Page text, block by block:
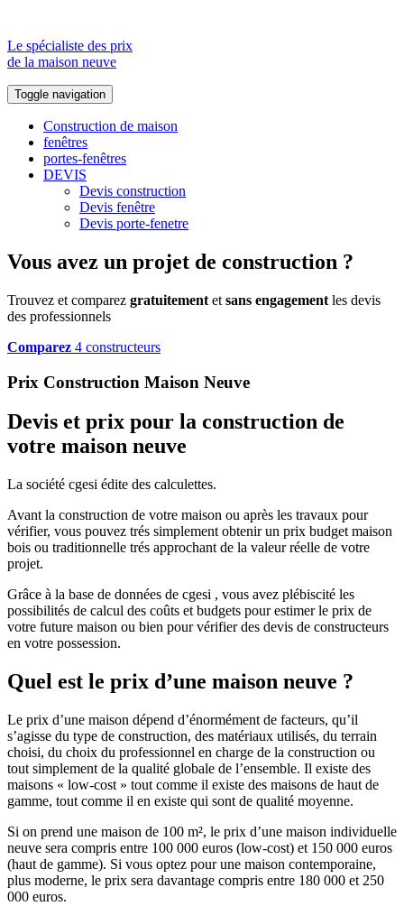
Le spécialiste des prix
de la maison neuve
Toggle navigation
Construction de maison
fenêtres
portes-fenêtres
DEVIS
Devis construction
Devis fenêtre
Devis porte-fenetre
Vous avez un projet de construction ?
Trouvez et comparez gratuitement et sans engagement les devis
des professionnels
Comparez 4 constructeurs
Prix Construction Maison Neuve
Devis et prix pour la construction de
votre maison neuve
La société cgesi édite des calculettes.
Avant la construction de votre maison ou après les travaux pour
vérifier, vous pouvez trés simplement obtenir un prix budget maison
bois ou traditionnelle trés approchant de la valeur réelle de votre
projet.
Grâce à la base de données de cgesi , vous avez plébiscité les
possibilités de calcul des coûts et budgets pour estimer le prix de
votre future maison ou bien pour vérifier des devis de constructeurs
en votre possession.
Quel est le prix d’une maison neuve ?
Le prix d’une maison dépend d’énormément de facteurs, qu’il
s’agisse du type de construction, des matériaux utilisés, du terrain
choisi, du choix du professionnel en charge de la construction ou
tout simplement de la qualité globale de l’ensemble. Il existe des
maisons « low-cost » tout comme il existe des maisons de haut de
gamme, tout comme il en existe qui sont de qualité moyenne.
Si on prend une maison de 100 m², le prix d’une maison individuelle
neuve sera compris entre 100 000 euros (low-cost) et 150 000 euros
(haut de gamme). Si vous optez pour une maison contemporaine,
plus moderne, le prix sera davantage compris entre 180 000 et 250
000 euros.